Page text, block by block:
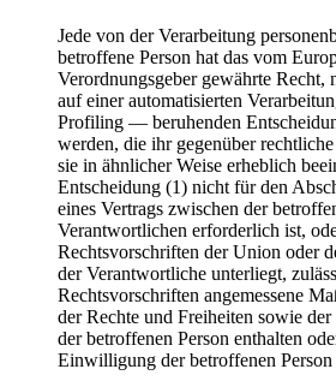
Jede von der Verarbeitung
betroffene Person hat das vom
Verordnungsgeber gewährte Recht,
auf einer automatisierten
Profiling — beruhenden
werden, die ihr gegenüber
sie in ähnlicher Weise erheblich
Entscheidung (1) nicht für den
eines Vertrags zwischen der
Verantwortlichen erforderlich ist,
Rechtsvorschriften der Union oder
der Verantwortliche unterliegt,
Rechtsvorschriften angemessene
der Rechte und Freiheiten sowie der
der betroffenen Person enthalten
Einwilligung der betroffenen